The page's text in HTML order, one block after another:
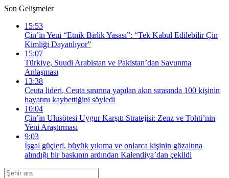
Son Gelişmeler
15:53
Çin’in Yeni “Etnik Birlik Yasası”: “Tek Kabul Edilebilir Çin
Kimliği Dayatılıyor”
15:07
Türkiye, Suudi Arabistan ve Pakistan’dan Savunma
Anlaşması
13:38
Ceuta lideri, Ceuta sınırına yapılan akın sırasında 100 kişinin
hayatını kaybettiğini söyledi
10:04
Çin’in Ulusötesi Uygur Karşıtı Stratejisi: Zenz ve Tohti’nin
Yeni Araştırması
9:03
İşgal güçleri, büyük yıkıma ve onlarca kişinin gözaltına
alındığı bir baskının ardından Kalendiya’dan çekildi